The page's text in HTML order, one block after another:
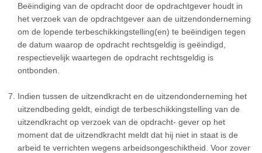
Beëindiging van de opdracht door de opdrachtgever houdt in
het verzoek van de opdrachtgever aan de uitzendonderneming
om de lopende terbeschikkingstelling(en) te beëindigen tegen
de datum waarop de opdracht rechtsgeldig is geëindigd,
respectievelijk waartegen de opdracht rechtsgeldig is
ontbonden.
Indien tussen de uitzendkracht en de uitzendonderneming het
uitzendbeding geldt, eindigt de terbeschikkingstelling van de
uitzendkracht op verzoek van de opdracht- gever op het
moment dat de uitzendkracht meldt dat hij niet in staat is de
arbeid te verrichten wegens arbeidsongeschiktheid. Voor zover